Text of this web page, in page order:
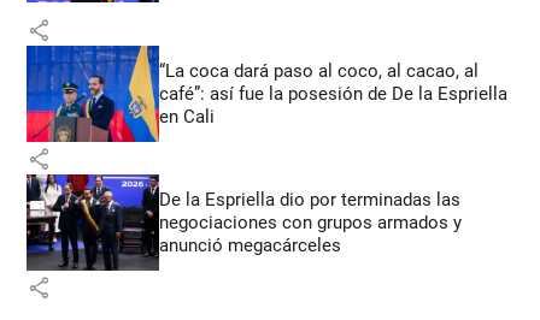
share
“La coca dará paso al coco, al cacao, al
café”: así fue la posesión de De la Espriella
en Cali
share
De la Espriella dio por terminadas las
negociaciones con grupos armados y
anunció megacárceles
share